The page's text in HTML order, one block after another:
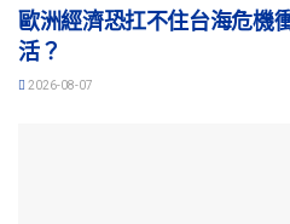
歐洲經濟恐扛不住台海危
活？
2026-08-07